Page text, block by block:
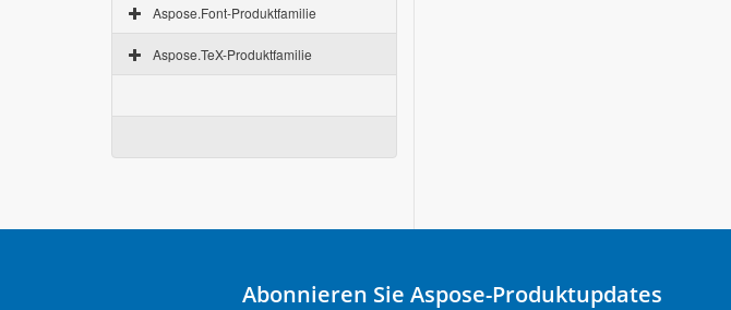
Aspose.Font-Produktfamilie
Aspose.TeX-Produktfamilie
Abonnieren Sie Aspose-Produktupdates